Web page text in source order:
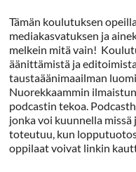
Tämän koulutuksen
mediakasvatuksen ja
melkein mitä vain!
äänittämistä ja
taustaäänimaailman
Nuorekkaammin
podcastin tekoa.
jonka voi kuunnella missä
toteutuu, kun
oppilaat voivat linkin